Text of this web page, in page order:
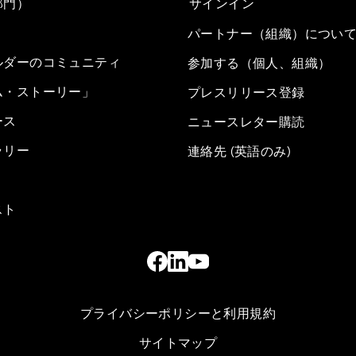
）
ーのコミュニティ
ストーリー」
リー
サインイン
パートナー（組織）につい
参加する（個人、組織）
プレスリリース登録
ニュースレター購読
連絡先 (英語のみ)
プライバシーポリシーと利用規約
サイトマップ